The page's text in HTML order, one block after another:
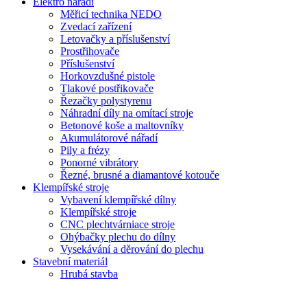
Měřicí technika NEDO
Zvedací zařízení
Letovačky a příslušenství
Prostřihovače
Příslušenství
Horkovzdušné pistole
Tlakové postřikovače
Řezačky polystyrenu
Náhradní díly na omítací stroje
Betonové koše a maltovníky
Akumulátorové nářadí
Pily a frézy
Ponorné vibrátory
Řezné, brusné a diamantové kotouče
Klempířské stroje
Vybavení klempířské dílny
Klempířské stroje
CNC plechtvárniace stroje
Ohýbačky plechu do dílny
Vysekávání a děrování do plechu
Stavební materiál
Hrubá stavba